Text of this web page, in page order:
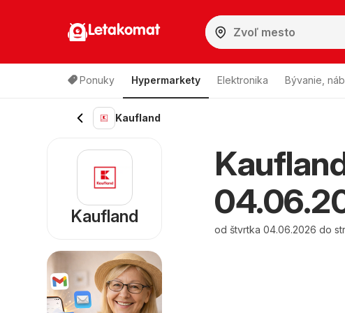
Letakomat
Ponuky Hypermarkety Elektronika Bývanie,
Kaufland
od štvrtka 04.06.2026 do
Kaufland